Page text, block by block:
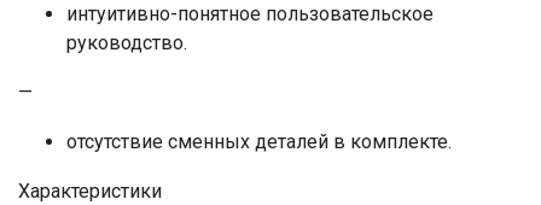
интуитивно-понятное пользовательское
руководство.
—
отсутствие сменных деталей в комплекте.
Характеристики